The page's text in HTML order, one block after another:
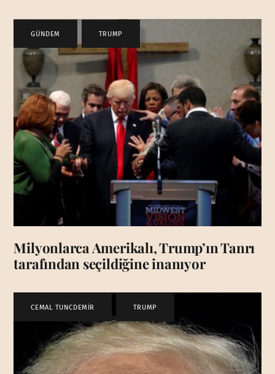
GÜNDEM TRUMP
Milyonlarca Amerikalı, Trump’ın Tanrı
tarafından seçildiğine inanıyor
CEMAL TUNCDEMİR TRUMP